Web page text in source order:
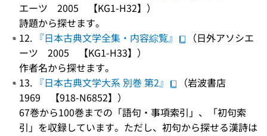
エーツ 2005 【KG1-H32】）
詩題から探せます。
12. 『日本古典文学全集・内容綜覧』
（日外アソシエ
ーツ 2005 【KG1-H33】）
作者名から探せます。
13. 『日本古典文学大系 別巻 第2』
（岩波書店
1969 【918-N6852】）
67巻から100巻までの「語句・事項索引」、「初句索
引」を収録しています。ただし、初句から探せる漢詩は